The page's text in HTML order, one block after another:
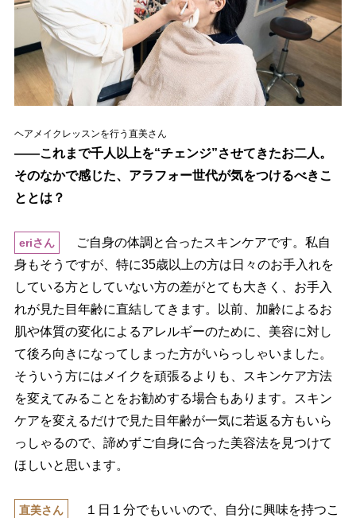
ヘアメイクレッスンを行う直美さん
――これまで千人以上を“チェンジ”させてきたお二人。
そのなかで感じた、アラフォー世代が気をつけるべきこ
ととは？
eriさん
ご自身の体調と合ったスキンケアです。私自
身もそうですが、特に35歳以上の方は日々のお手入れを
している方としていない方の差がとても大きく、お手入
れが見た目年齢に直結してきます。以前、加齢によるお
肌や体質の変化によるアレルギーのために、美容に対し
て後ろ向きになってしまった方がいらっしゃいました。
そういう方にはメイクを頑張るよりも、スキンケア方法
を変えてみることをお勧めする場合もあります。スキン
ケアを変えるだけで見た目年齢が一気に若返る方もいら
っしゃるので、諦めずご自身に合った美容法を見つけて
ほしいと思います。
直美さん
１日１分でもいいので、自分に興味を持つこ